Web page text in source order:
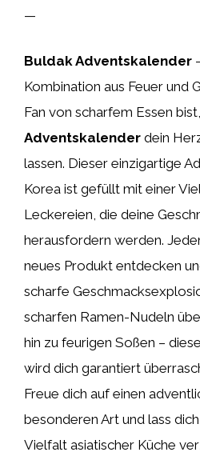
—
Buldak Adventskalender
Kombination aus Feuer und
Fan von scharfem Essen
Adventskalender dein
lassen. Dieser einzigartige
Korea ist gefüllt mit einer
Leckereien, die deine
herausfordern werden.
neues Produkt entdecken
scharfe
scharfen Ramen-Nudeln
hin zu feurigen Soßen –
wird dich garantiert
Freue dich auf einen
besonderen Art und lass
Vielfalt asiatischer Küche